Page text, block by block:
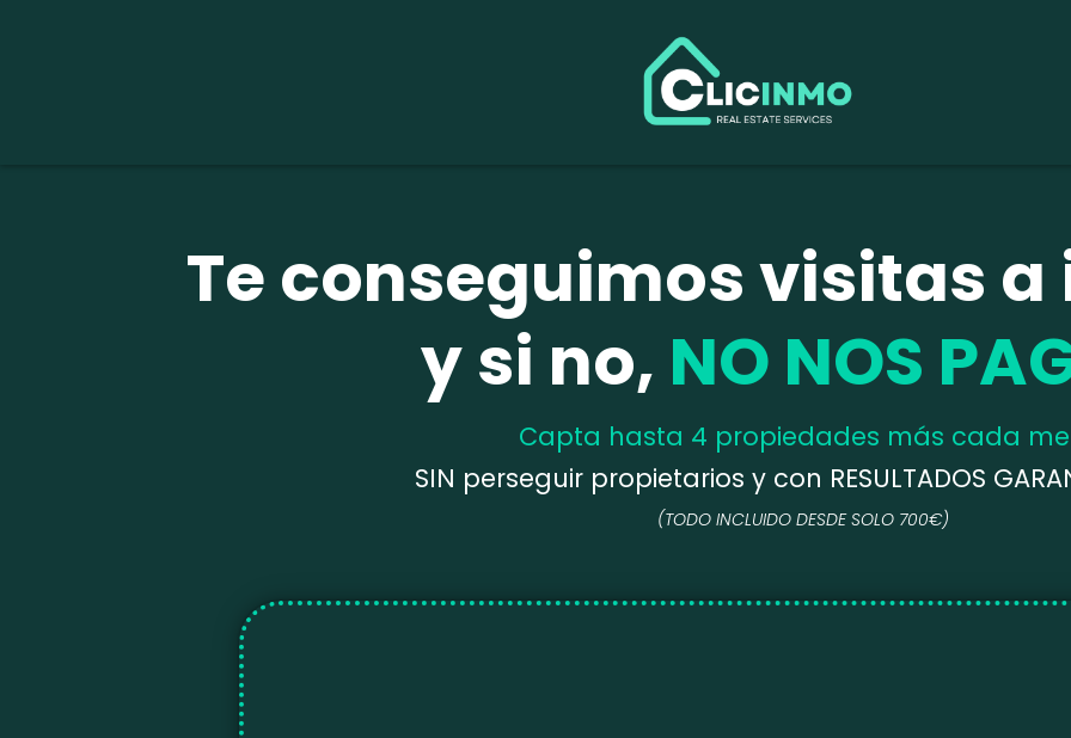
Te conseguimos visitas
y si no, NO NOS
Capta hasta 4 propiedades más cada
SIN perseguir propietarios y con RESULTADOS
(TODO INCLUIDO DESDE SOLO 700€)